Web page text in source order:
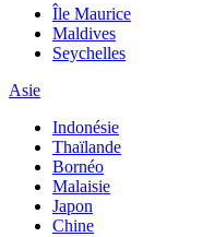
Île Maurice
Maldives
Seychelles
Asie
Indonésie
Thaïlande
Bornéo
Malaisie
Japon
Chine